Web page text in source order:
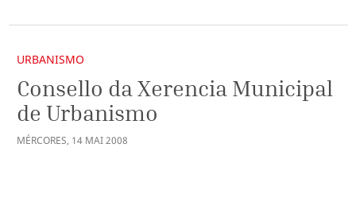
URBANISMO
Consello da Xerencia Municipal
de Urbanismo
MÉRCORES, 14 MAI2008